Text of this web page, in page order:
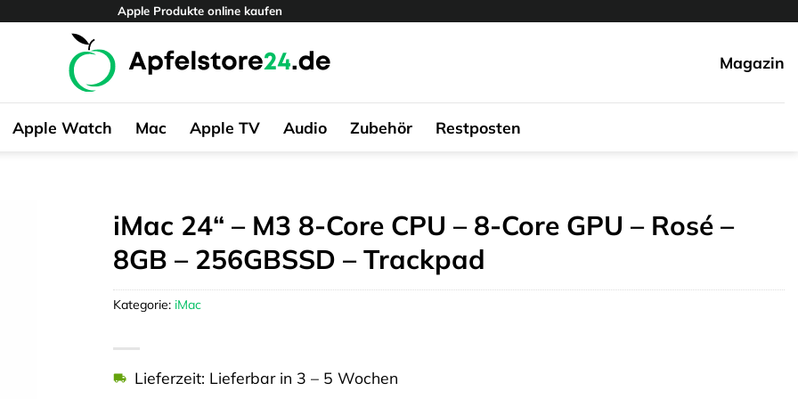
Apple Produkte online kaufen
Magazin
Apple Watch Mac Apple TV Audio Zubehör Restposten
iMac 24“ – M3 8-Core CPU – 8-Core GPU – Rosé –
8GB – 256GBSSD – Trackpad
Lieferzeit: Lieferbar in 3 – 5 Wochen
Kategorie: iMac